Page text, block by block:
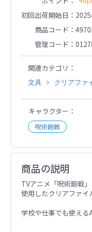
初回出荷開始日
商品コード
管理コード
関連カテゴリ
文具 クリアファ
キャラクター
呪術廻戦
商品の説明
TVアニメ「呪術廻戦
使用したクリアファイ
学校や仕事でも使える